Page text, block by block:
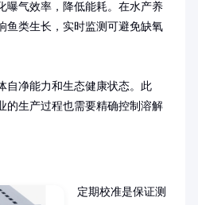
曝气效率，降低能耗。在水产养
鱼类生长，实时监测可避免缺氧
自净能力和生态健康状态。此
的生产过程也需要精确控制溶解
定期校准是保证测